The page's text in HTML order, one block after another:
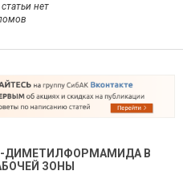
нет
-ДИМЕТИЛФОРМАМИДА В
ЗОНЫ